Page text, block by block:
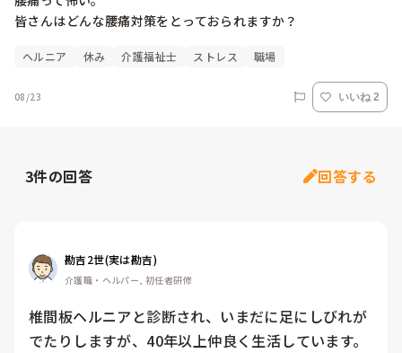
皆さんはどんな腰痛対策をとっておられますか？
ヘルニア 休み 介護福祉士 ストレス 職場
08/23 いいね 2
3件の回答 回答する
勘吉2世(実は勘吉)
介護職・ヘルパー, 初任者研修
椎間板ヘルニアと診断され、いまだに足にしびれが
でたりしますが、40年以上仲良く生活しています。